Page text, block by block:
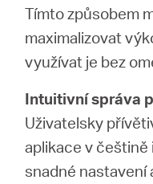
Tímto způsobem
maximalizovat
využívat je bez
Intuitivní správa
Uživatelsky
aplikace v
snadné nastavení